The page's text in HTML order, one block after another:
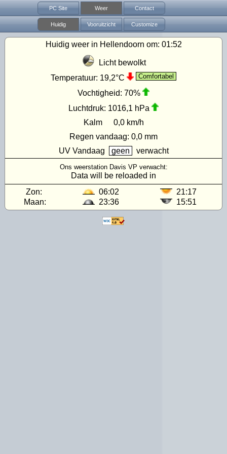
PC Site Weer Contact
Huidig Vooruitzicht Customize
Huidig weer in Hellendoorn om: 01:52
Licht bewolkt
Temperatuur: 19,2°C Comfortabel
Vochtigheid: 70%
Luchtdruk: 1016,1 hPa
Kalm
0,0 km/h
Regen vandaag: 0,0 mm
UV Vandaag geen verwacht
Ons weerstation Davis VP verwacht:
Data will be reloaded in
Zon:
06:02
21:17
Maan:
23:36 15:51